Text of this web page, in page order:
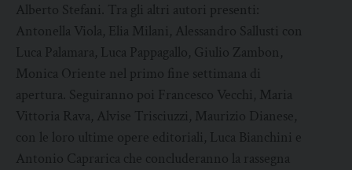
Alberto Stefani. Tra gli altri autori presenti:
Antonella Viola, Elia Milani, Alessandro Sallusti con
Luca Palamara, Luca Pappagallo, Giulio Zambon,
Monica Oriente nel primo fine settimana di
apertura. Seguiranno poi Francesco Vecchi, Maria
Vittoria Rava, Alvise Trisciuzzi, Maurizio Dianese,
con le loro ultime opere editoriali, Luca Bianchini e
Antonio Caprarica che concluderanno la rassegna